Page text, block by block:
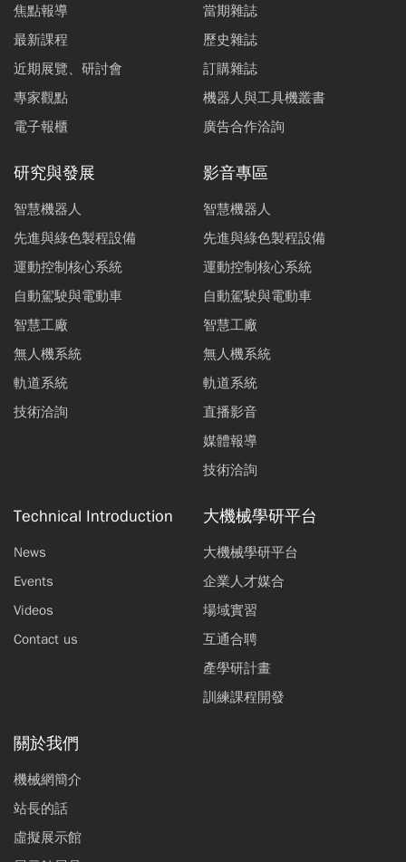
焦點報導
最新課程
近期展覽、研討會
專家觀點
電子報櫃
當期雜誌
歷史雜誌
訂購雜誌
機器人與工具機叢書
廣告合作洽詢
研究與發展
智慧機器人
先進與綠色製程設備
運動控制核心系統
自動駕駛與電動車
智慧工廠
無人機系統
軌道系統
技術洽詢
影音專區
智慧機器人
先進與綠色製程設備
運動控制核心系統
自動駕駛與電動車
智慧工廠
無人機系統
軌道系統
直播影音
媒體報導
技術洽詢
Technical Introduction
News
Events
Videos
Contact us
大機械學研平台
大機械學研平台
企業人才媒合
場域實習
互通合聘
產學研計畫
訓練課程開發
關於我們
機械網簡介
站長的話
虛擬展示館